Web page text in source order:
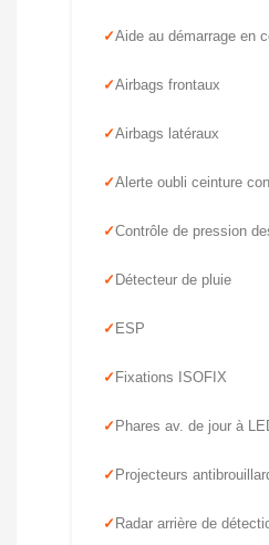
Aide au démarrage en
Airbags frontaux
Airbags latéraux
Alerte oubli ceinture
Contrôle de pression
Détecteur de pluie
ESP
Fixations ISOFIX
Phares av. de jour à
Projecteurs
Radar arrière de